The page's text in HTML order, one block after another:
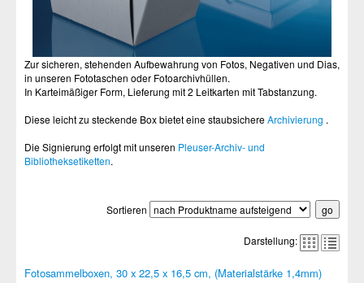
Zur sicheren, stehenden Aufbewahrung von Fotos, Negativen und Dias,
in unseren Fototaschen oder Fotoarchivhüllen.
In Karteimäßiger Form, Lieferung mit 2 Leitkarten mit Tabstanzung.
Diese leicht zu steckende Box bietet eine staubsichereArchivierung .
Die Signierung erfolgt mit unseren Pleuser-Archiv- und
Bibliotheksetiketten.
Sortieren
Darstellung:
Fotosammelboxen, 30 x 22,5 x 16,5 cm, (Materialstärke 1,4mm)